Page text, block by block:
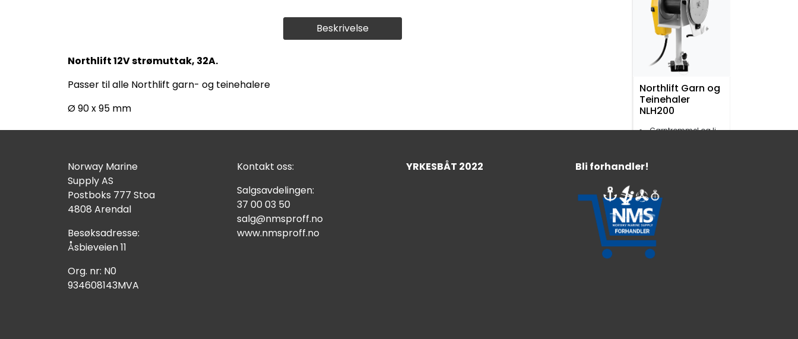
Beskrivelse
Northlift 12V strømuttak, 32A.
Passer til alle Northlift garn- og teinehalere
Ø 90 x 95 mm
Northlift Garn og
Teinehaler
NLH200
Garntrommel og lineskive
24.660,-
Norway Marine
Supply AS
Postboks 777 Stoa
4808 Arendal
Besøksadresse:
Åsbieveien 11
Org. nr: N0
934608143MVA
Kontakt oss:
Salgsavdelingen:
37 00 03 50
salg@nmsproff.no
www.nmsproff.no
YRKESBÅT 2022 Bli forhandler!